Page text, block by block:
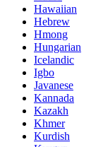
Hawaiian
Hebrew
Hmong
Hungarian
Icelandic
Igbo
Javanese
Kannada
Kazakh
Khmer
Kurdish